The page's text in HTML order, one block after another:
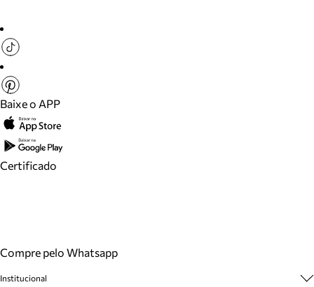
Baixe o APP
Certificado
Compre pelo Whatsapp
Institucional